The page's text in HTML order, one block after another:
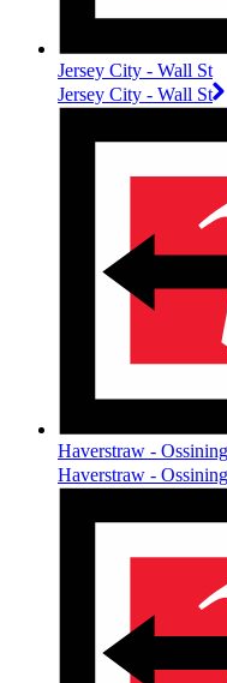
Jersey City - Wall St
Jersey City - Wall St
Haverstraw - Ossining
Haverstraw - Ossining